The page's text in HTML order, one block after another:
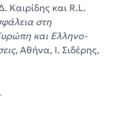
Καιρίδης και R.L.
στη
και Ελληνο-
, Αθήνα, Ι. Σιδέρης,